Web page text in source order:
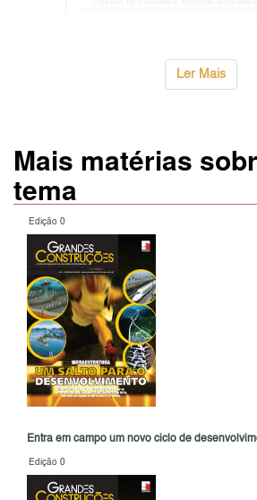
Ler Mais
Mais matérias
tema
Edição 0
Entra em campo um novo ciclo de
Edição 0